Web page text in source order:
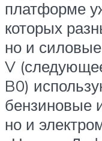
платформе
которых
но и
V
B0)
бензиновые
но и